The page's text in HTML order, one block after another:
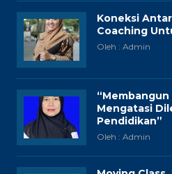
Koneksi
Coaching
Oleh : Admin
Mengatasi
Pendidikan”
Oleh : Admin